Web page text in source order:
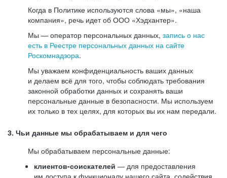
Когда в Политике используются слова «мы», «наша
компания», речь идет об ООО «Хэдхантер».
Мы — оператор персональных данных, запись о нас
есть в Реестре персональных данных на сайте
Роскомнадзора.
Мы уважаем конфиденциальность ваших данных
и делаем всё для того, чтобы соблюдать требования
законной обработки данных и сохранять ваши
персональные данные в безопасности. Мы используем
их только в тех целях, для которых вы их нам передали.
3. Чьи данные мы обрабатываем и для чего
Мы обрабатываем персональные данные:
клиентов-соискателей — для предоставления
им доступа к функционалу нашего сайта, содействия